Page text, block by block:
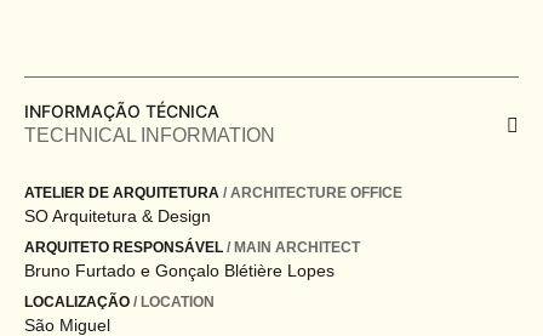
INFORMAÇÃO TÉCNICA
TECHNICAL INFORMATION
ATELIER DE ARQUITETURA / ARCHITECTURE OFFICE
SO Arquitetura & Design
ARQUITETO RESPONSÁVEL / MAIN ARCHITECT
Bruno Furtado e Gonçalo Blétière Lopes
LOCALIZAÇÃO / LOCATION
São Miguel